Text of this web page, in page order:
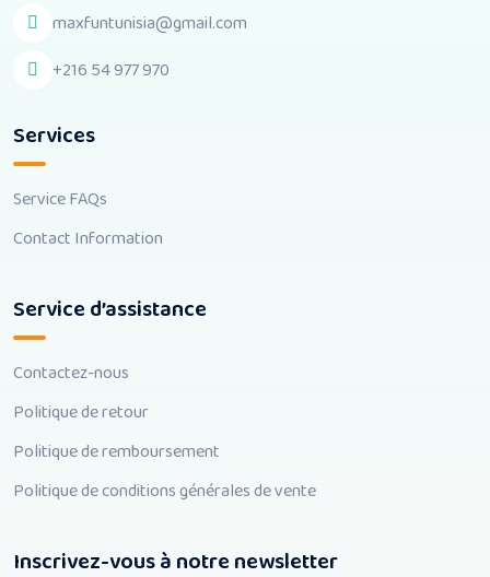
maxfuntunisia@gmail.com
+216 54 977 970
Services
Service FAQs
Contact Information
Service d’assistance
Contactez-nous
Politique de retour
Politique de remboursement
Politique de conditions générales de vente
Inscrivez-vous à notre newsletter